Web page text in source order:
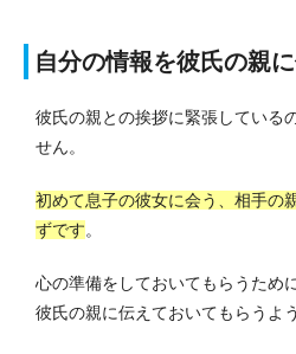
自分の情報を彼氏の親
彼氏の親との挨拶に緊張している
せん。
初めて息子の彼女に会う、相手の
ずです。
心の準備をしておいてもらうため
彼氏の親に伝えておいてもらうよ